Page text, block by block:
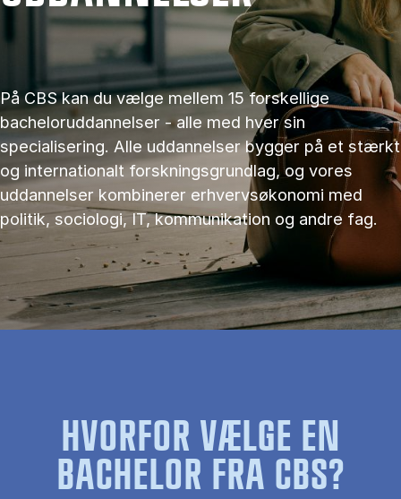
På CBS kan du vælge mellem 15 forskellige
bacheloruddannelser - alle med hver sin
specialisering. Alle uddannelser bygger på et stærkt
og internationalt forskningsgrundlag, og vores
uddannelser kombinerer erhvervsøkonomi med
politik, sociologi, IT, kommunikation og andre fag.
HVORFOR VÆLGE EN
BACHELOR FRA CBS?